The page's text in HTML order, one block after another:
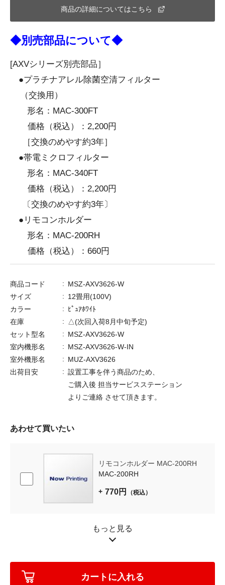
商品の詳細についてはこちら
◆別売部品について◆
[AXVシリーズ別売部品］
●プラチナアレル除菌空清フィルター
（交換用）
形名：MAC-300FT
価格（税込）：2,200円
［交換のめやす約3年］
●帯電ミクロフィルター
形名：MAC-340FT
価格（税込）：2,200円
〔交換のめやす約3年〕
●リモコンホルダー
形名：MAC-200RH
価格（税込）：660円
商品コード
MSZ-AXV3626-W
サイズ
12畳用(100V)
カラー
ﾋﾟｭｱﾎﾜｲﾄ
在庫
△(次回入荷8月中旬予定)
セット型名
MSZ-AXV3626-W
室内機形名
MSZ-AXV3626-W-IN
室外機形名
MUZ-AXV3626
出荷目安
設置工事を伴う商品のため、
ご購入後 担当サービスステーション
よりご連絡 させて頂きます。
あわせて買いたい
リモコンホルダー MAC-200RH
MAC-200RH
770円 （税込）
もっと見る